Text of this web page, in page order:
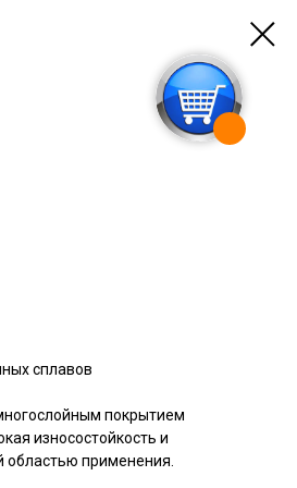
сплавов
покрытием
износостойкость и
областью применения.